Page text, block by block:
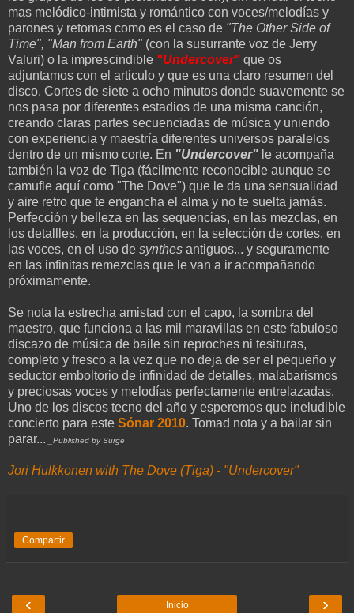
mas melódico-intimista y romántico con voces/melodías y
parones y retomas como es el caso de "The Other Side of
Time", "Man from Earth" (con la susurrante voz de Jerry
Valuri) o la imprescindible "Undercover" que os
adjuntamos con el articulo y que es una claro resumen del
disco. Cortes de siete a ocho minutos donde suavemente se
nos pasa por diferentes estadios de una misma canción,
creando claras partes secuenciadas de música y uniendo
con experiencia y maestría diferentes universos paralelos
dentro de un mismo corte. En "Undercover" le acompaña
también la voz de Tiga (fácilmente reconocible aunque se
camufle aquí como "The Dove") que le da una sensualidad
y aire retro que te engancha el alma y no te suelta jamás.
Perfección y belleza en las sequencias, en las mezclas, en
los detallles, en la producción, en la selección de cortes, en
las voces, en el uso de synthes antiguos... y seguramente
en las infinitas remezclas que le van a ir acompañando
próximamente.
Se nota la estrecha amistad con el capo, la sombra del
maestro, que funciona a las mil maravillas en este fabuloso
discazo de música de baile sin reproches ni tesituras,
completo y fresco a la vez que no deja de ser el pequeño y
seductor emboltorio de infinidad de detalles, malabarismos
y preciosas voces y melodías perfectamente entrelazadas.
Uno de los discos tecno del año y esperemos que ineludible
concierto para este Sónar 2010. Tomad nota y a bailar sin
parar... _Published by Surge
Jori Hulkkonen with The Dove (Tiga) - "Undercover"
Compartir
‹ ›
Inicio